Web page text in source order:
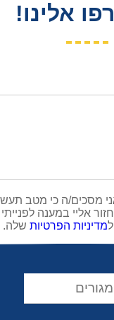
אלינו!
מסכים/ה כי מטב
אליי במענה
מדיניות הפרטיותשלה.